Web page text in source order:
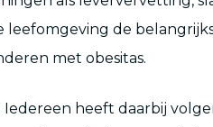
leefomgeving de
met obesitas.
heeft daarbij